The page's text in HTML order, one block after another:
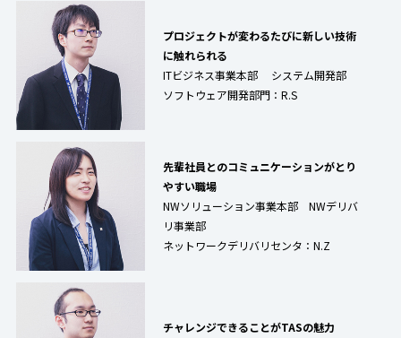
プロジェクトが変わるたびに新しい技術
に触れられる
ITビジネス事業本部 システム開発部
ソフトウェア開発部門：R.S
先輩社員とのコミュニケーションがとり
やすい職場
NWソリューション事業本部 NWデリバ
リ事業部
ネットワークデリバリセンタ：N.Z
チャレンジできることがTASの魅力